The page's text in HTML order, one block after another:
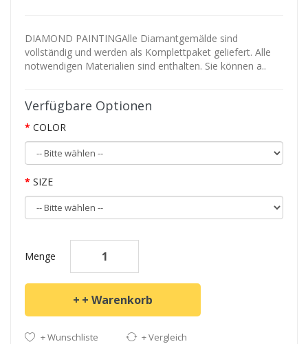
DIAMOND PAINTINGAlle Diamantgemälde sind
vollständig und werden als Komplettpaket geliefert. Alle
notwendigen Materialien sind enthalten. Sie können a..
Verfügbare Optionen
COLOR
SIZE
Menge
+ Warenkorb
+ Wunschliste + Vergleich